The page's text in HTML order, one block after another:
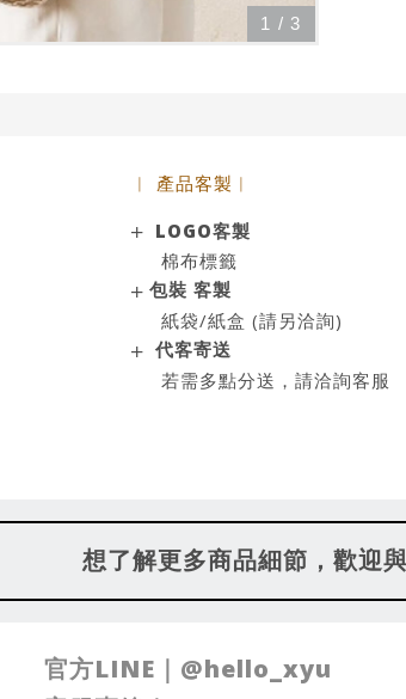
1 / 3
︱ 產品客製︱
LOGO客製
棉布標籤
包裝 客製
紙袋/紙盒 (請另洽詢)
代客寄送
若需多點分送，請洽詢客服
想了解更多商品細節，歡迎
官方LINE｜ @hello_xyu